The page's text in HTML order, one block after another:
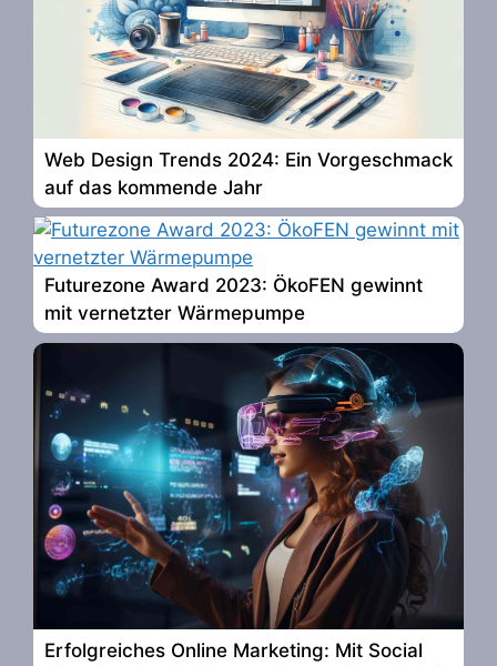
Web Design Trends 2024: Ein Vorgeschmack
auf das kommende Jahr
Futurezone Award 2023: ÖkoFEN gewinnt
mit vernetzter Wärmepumpe
Erfolgreiches Online Marketing: Mit Social